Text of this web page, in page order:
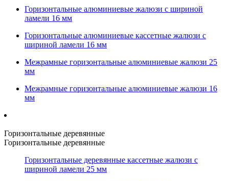
Горизонтальные алюминиевые жалюзи с шириной
ламели 16 мм
Горизонтальные алюминиевые кассетные жалюзи с
шириной ламели 16 мм
Межрамные горизонтальные алюминиевые жалюзи 25
мм
Межрамные горизонтальные алюминиевые жалюзи 16
мм
Горизонтальные деревянные
Горизонтальные деревянные
Горизонтальные деревянные кассетные жалюзи с
шириной ламели 25 мм